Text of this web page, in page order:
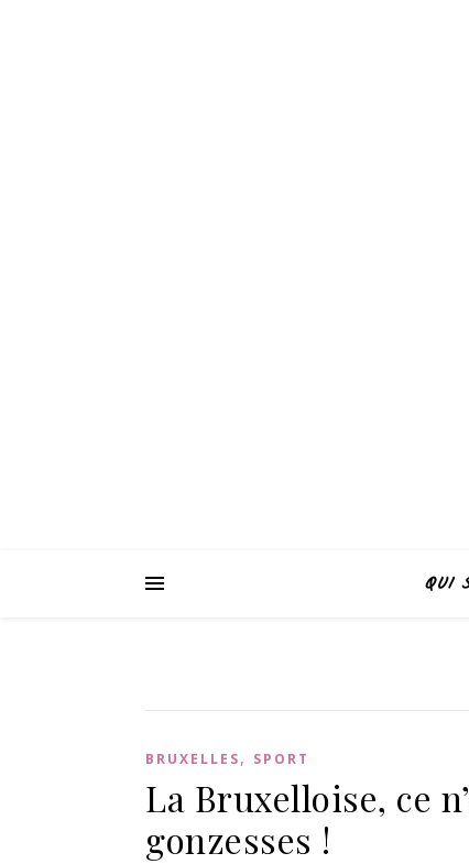
QUI
BRUXELLES, SPORT
La Bruxelloise, ce
gonzesses !